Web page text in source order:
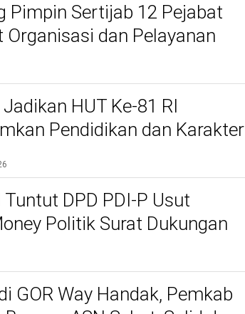
Pimpin Sertijab 12 Pejabat
Organisasi dan Pelayanan
HUT Ke-81 RI
Pendidikan dan Karakter
DPD PDI-P Usut
Politik Surat Dukungan
GOR Way Handak, Pemkab